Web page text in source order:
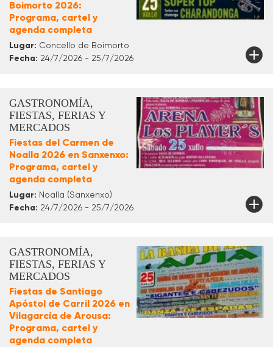
Boimorto 2026:
Programa, cartel y
agenda completa
Lugar: Concello de Boimorto
Fecha: 24/7/2026 - 25/7/2026
GASTRONOMÍA,
FIESTAS, FERIAS Y
MERCADOS
Fiestas del Carmen de
Noalla 2026 en Sanxenxo:
Programa, cartel y
agenda completa
Lugar: Noalla (Sanxenxo)
Fecha: 24/7/2026 - 25/7/2026
GASTRONOMÍA,
FIESTAS, FERIAS Y
MERCADOS
Fiestas de Santiago
Apóstol de Carril 2026 en
Vilagarcía de Arousa:
Programa, cartel y
agenda completa